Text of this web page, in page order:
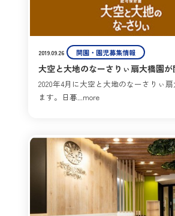
2019.09.26 開園・園児募集情報
大空と大地のなーさりぃ扇大橋園
2020年4月に大空と大地のなーさりぃ
ます。日暮...more